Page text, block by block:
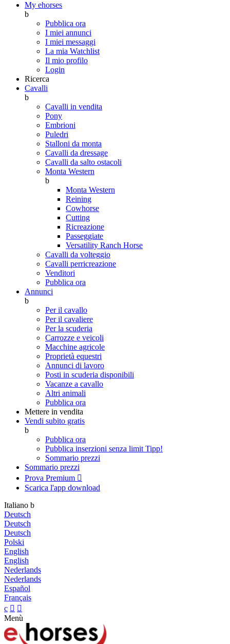
My ehorses
b
Pubblica ora
I miei annunci
I miei messaggi
La mia Watchlist
Il mio profilo
Login
Ricerca
Cavalli
b
Cavalli in vendita
Pony
Embrioni
Puledri
Stalloni da monta
Cavalli da dressage
Cavalli da salto ostacoli
Monta Western
b
Monta Western
Reining
Cowhorse
Cutting
Ricreazione
Passeggiate
Versatility Ranch Horse
Cavalli da volteggio
Cavalli perricreazione
Venditori
Pubblica ora
Annunci
b
Per il cavallo
Per il cavaliere
Per la scuderia
Carrozze e veicoli
Macchine agricole
Proprietà equestri
Annunci di lavoro
Posti in scuderia disponibili
Vacanze a cavallo
Altri animali
Pubblica ora
Mettere in vendita
Vendi subito gratis
b
Pubblica ora
Pubblica inserzioni senza limit Tipp!
Sommario prezzi
Sommario prezzi
Prova Premium 
Scarica l'app download
Italiano b
Deutsch
Deutsch
Deutsch
Polski
English
English
Nederlands
Nederlands
Español
Français
c  
Menù